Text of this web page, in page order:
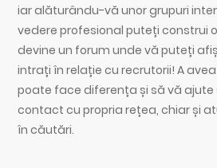
iar alăturându-vă unor grupuri
vedere profesional puteți construi
devine un forum unde vă puteți
intrați în relație cu recrutorii! A avea
poate face diferența și să vă
contact cu propria rețea, chiar și
în căutări.